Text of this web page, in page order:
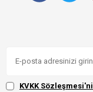
KVKK Sözleşmesi'ni